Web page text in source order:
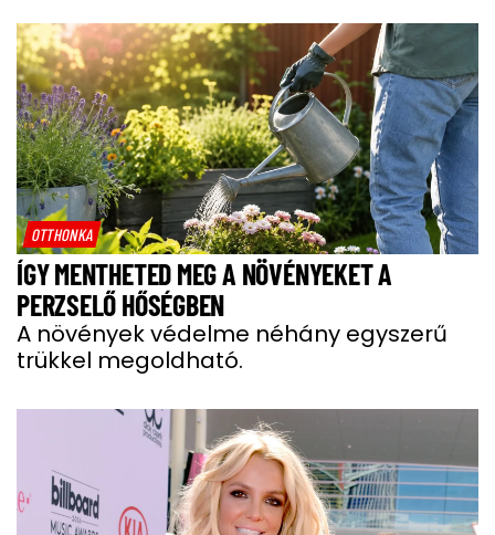
OTTHONKA
ÍGY MENTHETED MEG A NÖVÉNYEKET A
PERZSELŐ HŐSÉGBEN
A növények védelme néhány egyszerű
trükkel megoldható.